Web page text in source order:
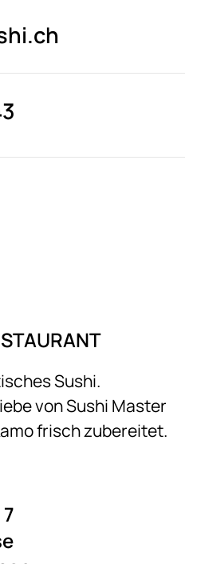
Sushi.
von Sushi Master
frisch zubereitet.